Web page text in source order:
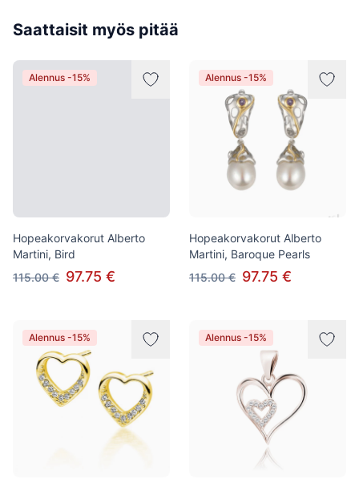
Saattaisit myös pitää
Alennus -15%
Hopeakorvakorut Alberto
Martini, Bird
115.00 € 97.75 €
Alennus -15%
Hopeakorvakorut Alberto
Martini, Baroque Pearls
115.00 € 97.75 €
Alennus -15% Alennus -15%